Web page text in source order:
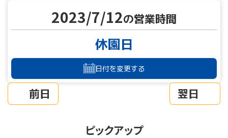
前日
2023/7/12の営業時間
休園日
日付を変更する
翌日
ピックアップ